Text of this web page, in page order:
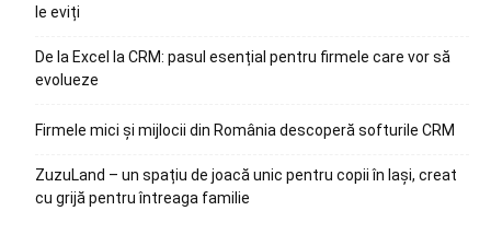
le eviți
De la Excel la CRM: pasul esențial pentru firmele care vor să
evolueze
Firmele mici și mijlocii din România descoperă softurile CRM
ZuzuLand – un spațiu de joacă unic pentru copii în Iași, creat
cu grijă pentru întreaga familie